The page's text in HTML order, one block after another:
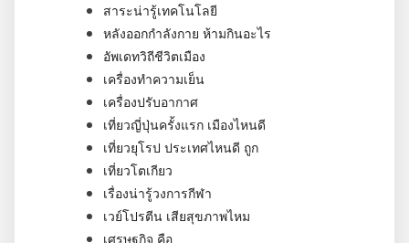
สาระน่ารู้เทคโนโลยี
หลังออกกําลังกาย ห้ามกินอะไร
อัพเดทวิถีชีวิตเมือง
เครื่องทำความเย็น
เครื่องปรับอากาศ
เที่ยวญี่ปุ่นครั้งแรก เมืองไหนดี
เที่ยวยุโรป ประเทศไหนดี ถูก
เที่ยวโตเกียว
เรื่องน่ารู้วงการกีฬา
เวย์โปรตีน เสียสุขภาพไหม
เศรษฐกิจ คือ